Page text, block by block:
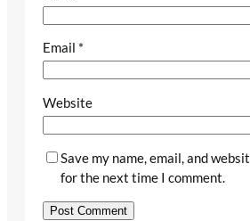
Email *
Website
Save my name, email, and
for the next time I comment.